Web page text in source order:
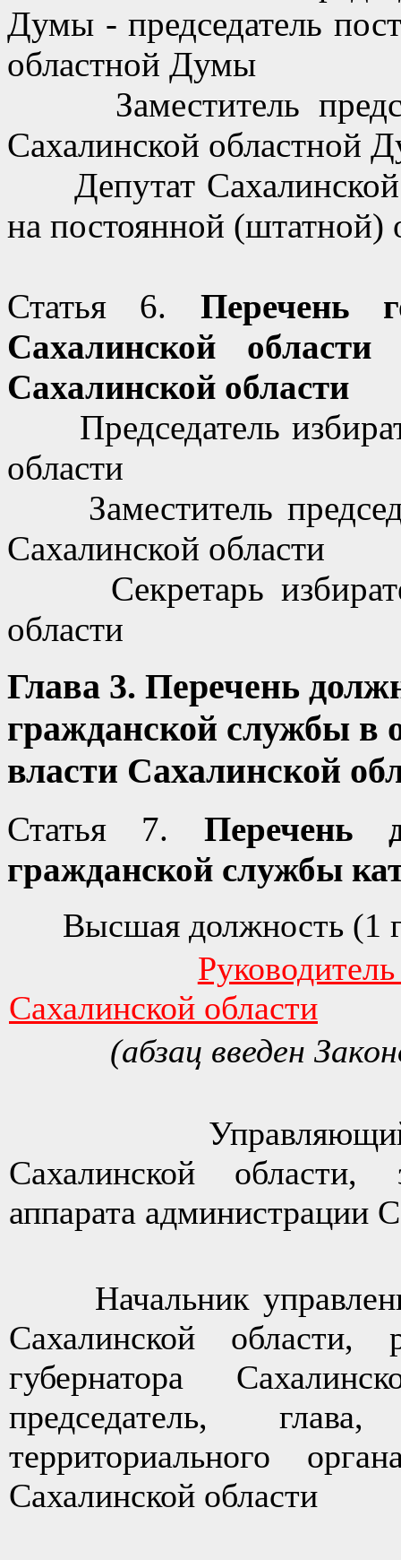
Думы - председатель
областной Думы
Заместитель
Сахалинской областной
Депутат Сахалинской
на постоянной (штатной)
Статья 6. Перечень
Сахалинской
Сахалинской области
Председатель
области
Заместитель
Сахалинской области
Секретарь
области
Глава 3. Перечень
гражданской службы в
власти Сахалинской
Статья 7. Перечень
гражданской службы
Высшая должность (1
Сахалинской области
(абзац введен
Управляющий
Сахалинской области,
аппарата администрации
Начальник
Сахалинской области,
губернатора
председатель,
территориального
Сахалинской области